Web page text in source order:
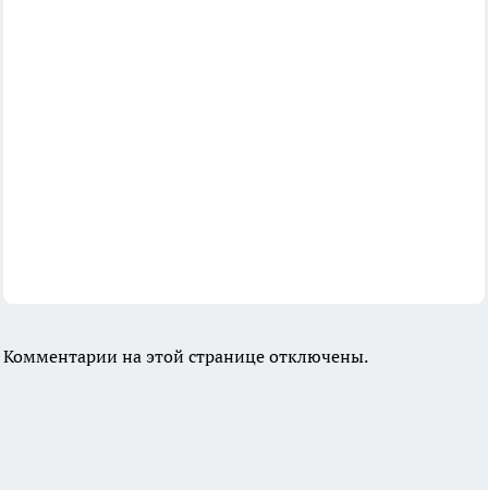
Комментарии на этой странице отключены.